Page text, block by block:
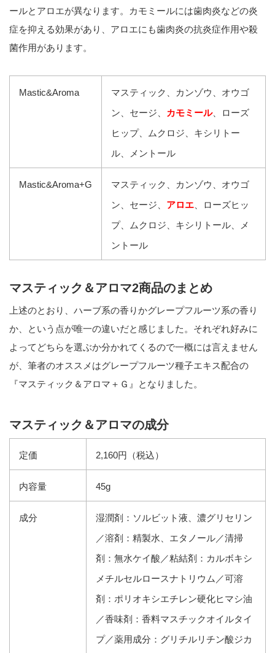
ールとアロエが異なります。カモミールには歯肉炎などの炎
症を抑える効果があり、アロエにも歯肉炎の抗炎症作用や殺
菌作用があります。
Mastic&Aroma
マスティック、カンゾウ、オウゴ
ン、セージ、
カモミール、ローズ
ヒップ、ムクロジ、キシリトー
ル、メントール
Mastic&Aroma+G
マスティック、カンゾウ、オウゴ
ン、セージ、 アロエ 、ローズヒッ
プ、ムクロジ、キシリトール、メ
ントール
マスティック＆アロマ2商品のまとめ
上述のとおり、ハーブ系の香りかグレープフルーツ系の香り
か、という点が唯一の違いだと感じました。それぞれ好みに
よってどちらを選ぶか分かれてくるので一概には言えません
が、筆者のオススメはグレープフルーツ種子エキス配合の
『マスティック＆アロマ＋Ｇ』となりました。
マスティック＆アロマの成分
定価 2,160円（税込）
内容量 45g
成分
湿潤剤：ソルビット液、濃グリセリン
／溶剤：精製水、エタノール／清掃
剤：無水ケイ酸／粘結剤：カルボキシ
メチルセルロースナトリウム／可溶
剤：ポリオキシエチレン硬化ヒマシ油
／香味剤：香料マスチックオイルタイ
プ／薬用成分：グリチルリチン酸ジカ